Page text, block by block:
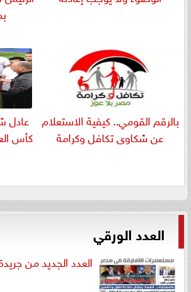
بالرقم القومي.. كيفية الاستعلام
عن شكاوى تكافل وكرامة
عادل
كأس
العدد الورقي
العدد الجديد من جريدة